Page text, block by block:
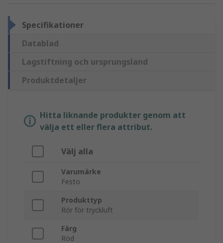
Specifikationer
Datablad
Lagstiftning och ursprungsland
Produktdetaljer
Hitta liknande produkter genom att
välja ett eller flera attribut.
Välj alla
Varumärke
Festo
Produkttyp
Rör för tryckluft
Färg
Röd